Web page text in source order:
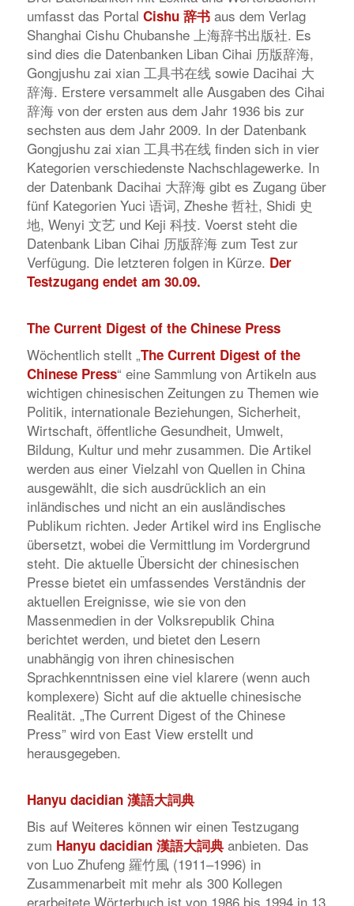
umfasst das Portal Cishu 辞书aus dem Verlag
Shanghai Cishu Chubanshe 上海辞书出版社. Es
sind dies die Datenbanken Liban Cihai 历版辞海,
Gongjushu zai xian 工具书在线 sowie Dacihai 大
辞海. Erstere versammelt alle Ausgaben des Cihai
辞海 von der ersten aus dem Jahr 1936 bis zur
sechsten aus dem Jahr 2009. In der Datenbank
Gongjushu zai xian 工具书在线 finden sich in vier
Kategorien verschiedenste Nachschlagewerke. In
der Datenbank Dacihai 大辞海 gibt es Zugang über
fünf Kategorien Yuci 语词, Zheshe 哲社, Shidi 史
地, Wenyi 文艺 und Keji 科技. Voerst steht die
Datenbank Liban Cihai 历版辞海 zum Test zur
Verfügung. Die letzteren folgen in Kürze. Der
Testzugang endet am 30.09.
The Current Digest of the Chinese Press
Wöchentlich stellt „The Current Digest of the
Chinese Press“ eine Sammlung von Artikeln aus
wichtigen chinesischen Zeitungen zu Themen wie
Politik, internationale Beziehungen, Sicherheit,
Wirtschaft, öffentliche Gesundheit, Umwelt,
Bildung, Kultur und mehr zusammen. Die Artikel
werden aus einer Vielzahl von Quellen in China
ausgewählt, die sich ausdrücklich an ein
inländisches und nicht an ein ausländisches
Publikum richten. Jeder Artikel wird ins Englische
übersetzt, wobei die Vermittlung im Vordergrund
steht. Die aktuelle Übersicht der chinesischen
Presse bietet ein umfassendes Verständnis der
aktuellen Ereignisse, wie sie von den
Massenmedien in der Volksrepublik China
berichtet werden, und bietet den Lesern
unabhängig von ihren chinesischen
Sprachkenntnissen eine viel klarere (wenn auch
komplexere) Sicht auf die aktuelle chinesische
Realität. „The Current Digest of the Chinese
Press” wird von East View erstellt und
herausgegeben.
Hanyu dacidian 漢語大詞典
Bis auf Weiteres können wir einen Testzugang
zum Hanyu dacidian 漢語大詞典anbieten. Das
von Luo Zhufeng 羅竹風 (1911–1996) in
Zusammenarbeit mit mehr als 300 Kollegen
erarbeitete Wörterbuch ist von 1986 bis 1994 in 13